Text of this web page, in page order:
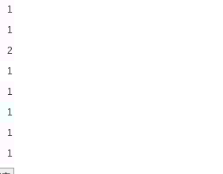
1
1
2
1
1
1
1
1